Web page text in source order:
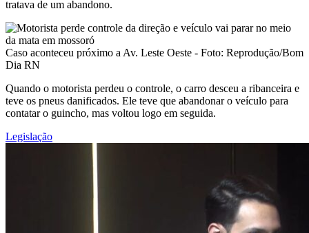
tratava de um abandono.
Caso aconteceu próximo a Av. Leste Oeste - Foto: Reprodução/Bom
Dia RN
Quando o motorista perdeu o controle, o carro desceu a ribanceira e
teve os pneus danificados. Ele teve que abandonar o veículo para
contatar o guincho, mas voltou logo em seguida.
Legislação